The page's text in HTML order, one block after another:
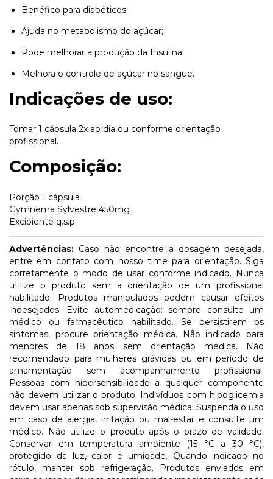
Benéfico para diabéticos;
Ajuda no metabolismo do açúcar;
Pode melhorar a produção da Insulina;
Melhora o controle de açúcar no sangue.
Indicações de uso:
Tomar 1 cápsula 2x ao dia ou conforme orientação
profissional.
Composição:
Porção 1 cápsula
Gymnema Sylvestre 450mg
Excipiente q.s.p.
Advertências: Caso não encontre a dosagem desejada,
entre em contato com nosso time para orientação. Siga
corretamente o modo de usar conforme indicado. Nunca
utilize o produto sem a orientação de um profissional
habilitado. Produtos manipulados podem causar efeitos
indesejados. Evite automedicação: sempre consulte um
médico ou farmacêutico habilitado. Se persistirem os
sintomas, procure orientação médica. Não indicado para
menores de 18 anos sem orientação médica. Não
recomendado para mulheres grávidas ou em período de
amamentação sem acompanhamento profissional.
Pessoas com hipersensibilidade a qualquer componente
não devem utilizar o produto. Indivíduos com hipoglicemia
devem usar apenas sob supervisão médica. Suspenda o uso
em caso de alergia, irritação ou mal-estar e consulte um
médico. Não utilize o produto após o prazo de validade.
Conservar em temperatura ambiente (15 °C a 30 °C),
protegido da luz, calor e umidade. Quando indicado no
rótulo, manter sob refrigeração. Produtos enviados em